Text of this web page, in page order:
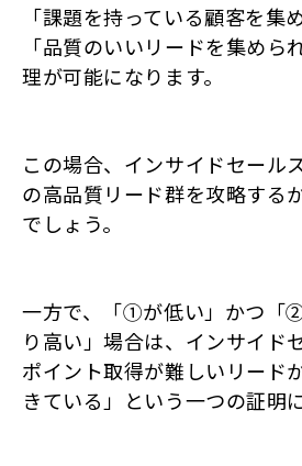
「課題を持っている顧客を集
「品質のいいリードを集めら
理が可能になります。
この場合、インサイドセール
の高品質リード群を攻略する
でしょう。
一方で、「①が低い」かつ「
り高い」場合は、インサイド
ポイント取得が難しいリード
きている」という一つの証明